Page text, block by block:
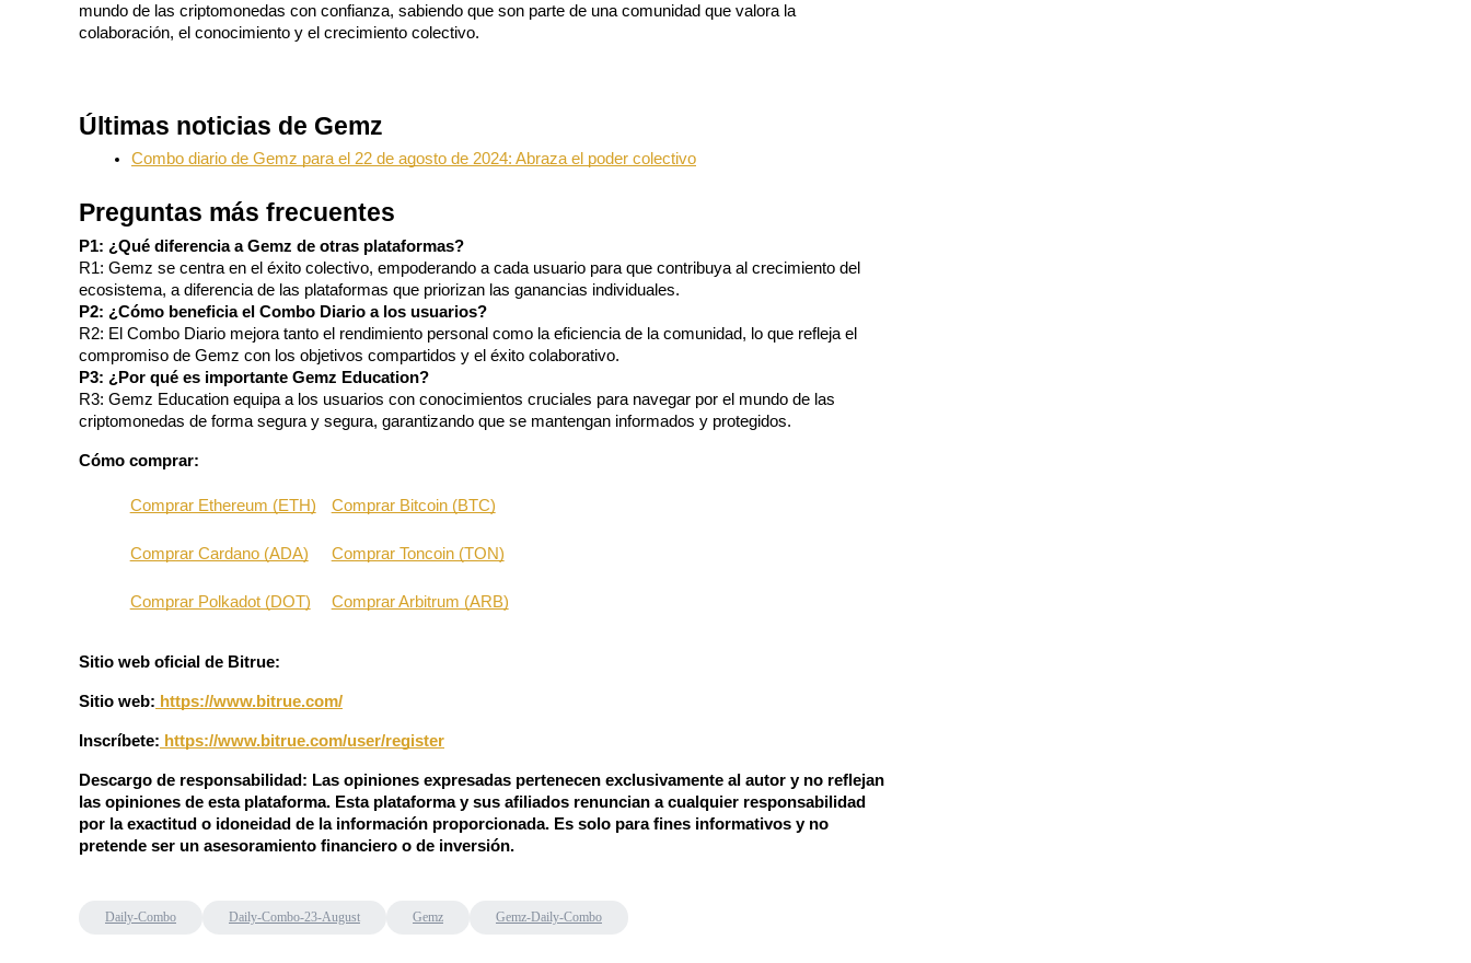
Staking
Launchpool
Participación flexible para ganar tokens populares
Préstamos
Servicio de préstamos respaldado por criptomonedas
mundo de las criptomonedas con confianza, sabiendo que son parte de una comunidad que valora la
colaboración, el conocimiento y el crecimiento colectivo.
Últimas noticias de Gemz
Combo diario de Gemz para el 22 de agosto de 2024: Abraza el poder colectivo
Preguntas más frecuentes
P1: ¿Qué diferencia a Gemz de otras plataformas?
R1: Gemz se centra en el éxito colectivo, empoderando a cada usuario para que contribuya al crecimiento del
ecosistema, a diferencia de las plataformas que priorizan las ganancias individuales.
P2: ¿Cómo beneficia el Combo Diario a los usuarios?
R2: El Combo Diario mejora tanto el rendimiento personal como la eficiencia de la comunidad, lo que refleja el
compromiso de Gemz con los objetivos compartidos y el éxito colaborativo.
P3: ¿Por qué es importante Gemz Education?
R3: Gemz Education equipa a los usuarios con conocimientos cruciales para navegar por el mundo de las
criptomonedas de forma segura y segura, garantizando que se mantengan informados y protegidos.
Cómo comprar:
Comprar Ethereum (ETH) Comprar Bitcoin (BTC)
Comprar Cardano (ADA) Comprar Toncoin (TON)
Comprar Polkadot (DOT) Comprar Arbitrum (ARB)
Sitio web oficial de Bitrue:
Sitio web: https://www.bitrue.com/
Inscríbete: https://www.bitrue.com/user/register
Descargo de responsabilidad: Las opiniones expresadas pertenecen exclusivamente al autor y no reflejan
las opiniones de esta plataforma. Esta plataforma y sus afiliados renuncian a cualquier responsabilidad
por la exactitud o idoneidad de la información proporcionada. Es solo para fines informativos y no
pretende ser un asesoramiento financiero o de inversión.
Daily-Combo Daily-Combo-23-August Gemz Gemz-Daily-Combo